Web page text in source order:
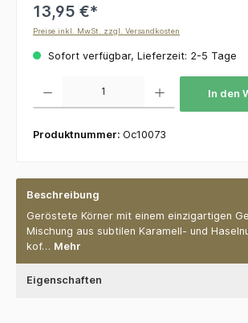
13,95 €*
Preise inkl. MwSt. zzgl. Versandkosten
Sofort verfügbar, Lieferzeit: 2-5 Tage
In den
Produktnummer: Oc10073
Beschreibung
Geröstete Körner mit einem einzigartigen
Mischung aus subtilen Karamell- und
kof… Mehr
Eigenschaften